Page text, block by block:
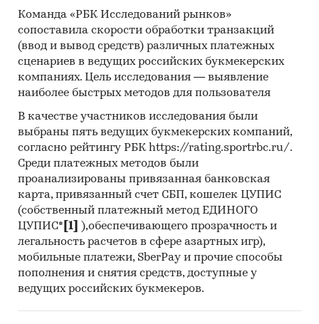
Команда «РБК Исследований рынков»
сопоставила скорости обработки транзакций
(ввод и вывод средств) различных платежных
сценариев в ведущих российских букмекерских
компаниях. Цель исследования — выявление
наиболее быстрых методов для пользователя
В качестве участников исследования были
выбраны пять ведущих букмекерских компаний,
согласно рейтингу РБК https://rating.sportrbc.ru/.
Среди платежных методов были
проанализированы привязанная банковская
карта, привязанный счет СБП, кошелек ЦУПИС
(собственный платежный метод ЕДИНОГО
ЦУПИС* [1]
),обеспечивающего прозрачность и
легальность расчетов в сфере азартных игр),
мобильные платежи, SberPay и прочие способы
пополнения и снятия средств, доступные у
ведущих российских букмекеров.